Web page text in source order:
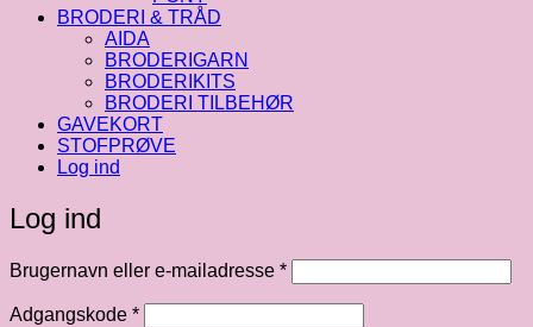
BRODERI & TRÅD
AIDA
BRODERIGARN
BRODERIKITS
BRODERI TILBEHØR
GAVEKORT
STOFPRØVE
Log ind
Log ind
Brugernavn eller e-mailadresse *Påkrævet
Adgangskode *Påkrævet